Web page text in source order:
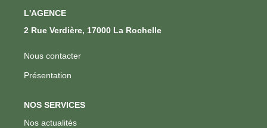
L'AGENCE
2 Rue Verdière, 17000 La Rochelle
Nous contacter
Présentation
NOS SERVICES
Nos actualités